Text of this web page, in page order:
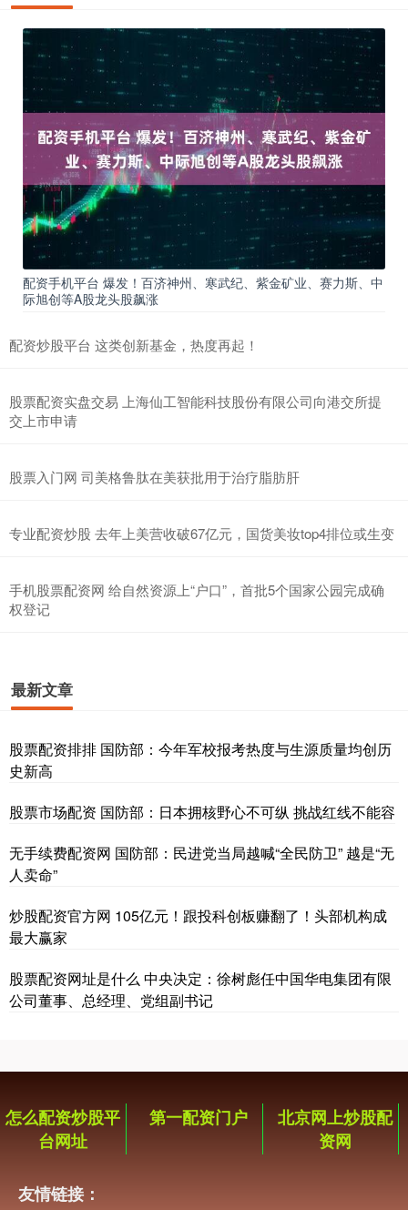
配资手机平台 爆发！百济神州、寒武纪、紫金矿业、赛力斯、中
际旭创等A股龙头股飙涨
配资炒股平台 这类创新基金，热度再起！
股票配资实盘交易 上海仙工智能科技股份有限公司向港交所提
交上市申请
股票入门网 司美格鲁肽在美获批用于治疗脂肪肝
专业配资炒股 去年上美营收破67亿元，国货美妆top4排位或生变
手机股票配资网 给自然资源上“户口”，首批5个国家公园完成确
权登记
最新文章
股票配资排排 国防部：今年军校报考热度与生源质量均创历
史新高
股票市场配资 国防部：日本拥核野心不可纵 挑战红线不能容
无手续费配资网 国防部：民进党当局越喊“全民防卫” 越是“无
人卖命”
炒股配资官方网 105亿元！跟投科创板赚翻了！头部机构成
最大赢家
股票配资网址是什么 中央决定：徐树彪任中国华电集团有限
公司董事、总经理、党组副书记
怎么配资炒股平
台网址
第一配资门户
北京网上炒股配
资网
友情链接：